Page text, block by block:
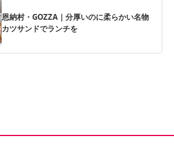
恩納村・GOZZA｜分厚いのに柔らかい名物
カツサンドでランチを